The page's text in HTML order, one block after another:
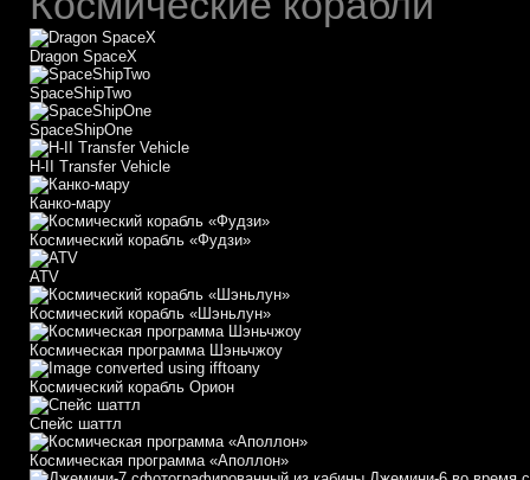
Dragon SpaceX
SpaceShipTwo
SpaceShipOne
H-II Transfer Vehicle
Канко-мару
Космический корабль «Фудзи»
АТV
Космический корабль «Шэньлун»
Космическая программа Шэньчжоу
Космический корабль Орион
Спейс шаттл
Космическая программа «Аполлон»